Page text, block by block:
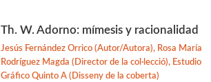
Th. W. Adorno: mímesis y racionalidad
Jesús Fernández Orrico (Autor/Autora), Rosa María
Rodríguez Magda (Director de la col·lecció), Estudio
Gráfico Quinto A (Disseny de la coberta)